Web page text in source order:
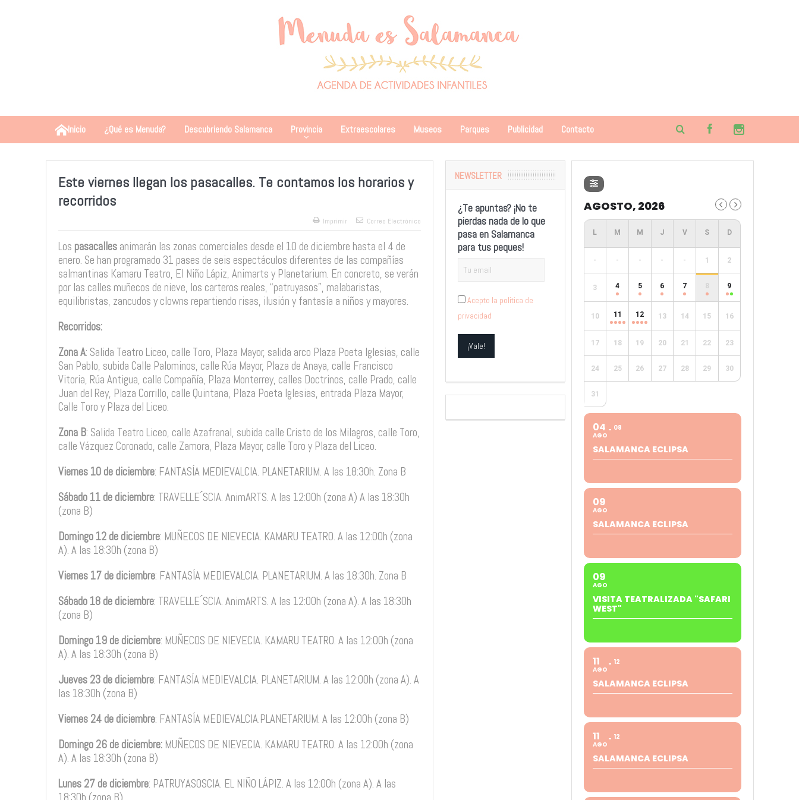
Inicio ¿Qué es Menuda? Descubriendo Salamanca Provincia Extraescolares Museos Parques Publicidad Contacto
Este viernes llegan los pasacalles. Te contamos los horarios y
recorridos
Imprimir Correo Electrónico
Los pasacallesanimarán las zonas comerciales desde el 10 de diciembre hasta el 4 de
enero. Se han programado 31 pases de seis espectáculos diferentes de las compañías
salmantinas Kamaru Teatro, El Niño Lápiz, Animarts y Planetarium. En concreto, se verán
por las calles muñecos de nieve, los carteros reales, “patruyasos”, malabaristas,
equilibristas, zancudos y clowns repartiendo risas, ilusión y fantasía a niños y mayores.
Recorridos:
Zona A: Salida Teatro Liceo, calle Toro, Plaza Mayor, salida arco Plaza Poeta Iglesias, calle
San Pablo, subida Calle Palominos, calle Rúa Mayor, Plaza de Anaya, calle Francisco
Vitoria, Rúa Antigua, calle Compañía, Plaza Monterrey, calles Doctrinos, calle Prado, calle
Juan del Rey, Plaza Corrillo, calle Quintana, Plaza Poeta Iglesias, entrada Plaza Mayor,
Calle Toro y Plaza del Liceo.
Zona B: Salida Teatro Liceo, calle Azafranal, subida calle Cristo de los Milagros, calle Toro,
calle Vázquez Coronado, calle Zamora, Plaza Mayor, calle Toro y Plaza del Liceo.
Viernes 10 de diciembre: FANTASÍA MEDIEVALCIA. PLANETARIUM. A las 18:30h. Zona B
Sábado 11 de diciembre: TRAVELLE ́SCIA. AnimARTS. A las 12:00h (zona A) A las 18:30h
(zona B)
Domingo 12 de diciembre: MUÑECOS DE NIEVECIA. KAMARU TEATRO. A las 12:00h (zona
A). A las 18:30h (zona B)
Viernes 17 de diciembre: FANTASÍA MEDIEVALCIA. PLANETARIUM. A las 18:30h. Zona B
Sábado 18 de diciembre: TRAVELLE ́SCIA. AnimARTS. A las 12:00h (zona A). A las 18:30h
(zona B)
Domingo 19 de diciembre: MUÑECOS DE NIEVECIA. KAMARU TEATRO. A las 12:00h (zona
A). A las 18:30h (zona B)
Jueves 23 de diciembre: FANTASÍA MEDIEVALCIA. PLANETARIUM. A las 12:00h (zona A). A
las 18:30h (zona B)
Viernes 24 de diciembre: FANTASÍA MEDIEVALCIA.PLANETARIUM. A las 12:00h (zona B)
Domingo 26 de diciembre:MUÑECOS DE NIEVECIA. KAMARU TEATRO. A las 12:00h (zona
A). A las 18:30h (zona B)
Lunes 27 de diciembre: PATRUYASOSCIA. EL NIÑO LÁPIZ. A las 12:00h (zona A). A las
NEWSLETTER
¿Te apuntas? ¡No te
pierdas nada de lo que
pasa en Salamanca
para tus peques!
Acepto la política de
privacidad
AGOSTO, 2026
- - - - - 1 2
3 4 5 6 7 8 9
10 11 12 13 14 15 16
17 18 19 20 21 22 23
24 25 26 27 28 29 30
31
04
AGO
08
SALAMANCA ECLIPSA
09
AGO
SALAMANCA ECLIPSA
09
AGO
VISITA TEATRALIZADA "SAFARI
WEST"
11
AGO
12
SALAMANCA ECLIPSA
11
AGO
12
SALAMANCA ECLIPSA